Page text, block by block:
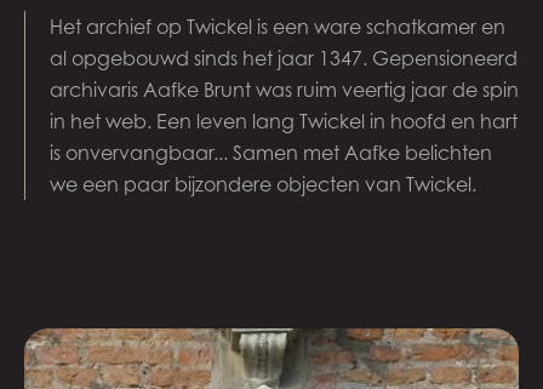
Het archief op Twickel is een ware schatkamer en
al opgebouwd sinds het jaar 1347. Gepensioneerd
archivaris Aafke Brunt was ruim veertig jaar de spin
in het web. Een leven lang Twickel in hoofd en hart
is onvervangbaar... Samen met Aafke belichten
we een paar bijzondere objecten van Twickel.